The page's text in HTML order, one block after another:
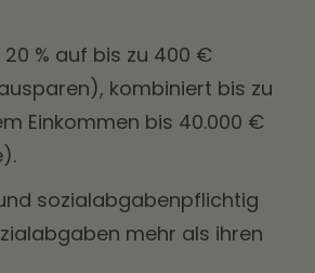
% auf bis zu 400 €
kombiniert bis zu
Einkommen bis 40.000 €
sozialabgabenpflichtig
mehr als ihren